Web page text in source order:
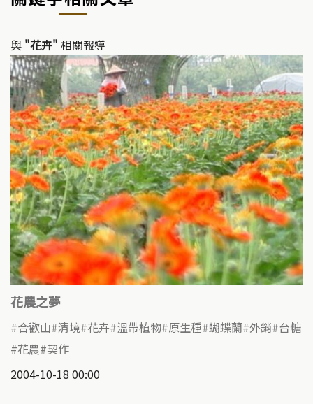
Li
k o
k
與 "花卉" 相關報導
花農之夢
合歡山 清境 花卉 溫帶植物 原生種 蝴蝶蘭 外銷 台糖
花農 契作
2004-10-18 00:00